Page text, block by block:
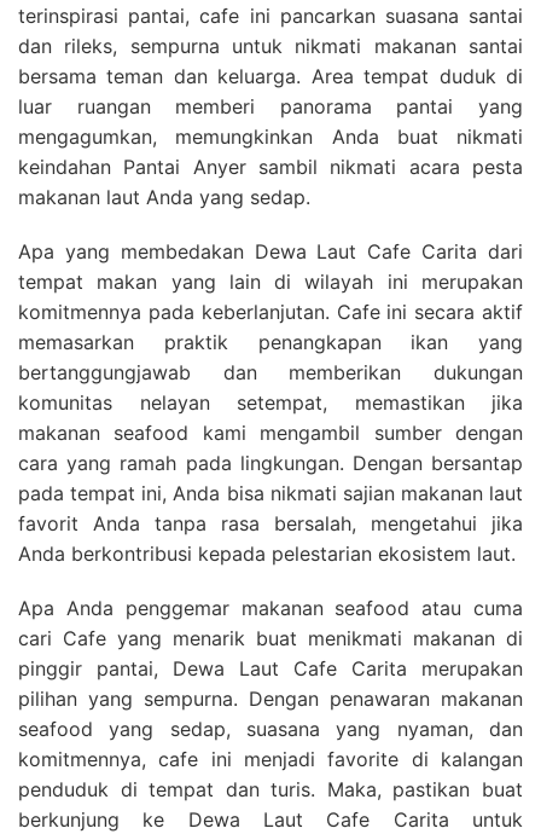
terinspirasi pantai, cafe ini pancarkan suasana santai
dan rileks, sempurna untuk nikmati makanan santai
bersama teman dan keluarga. Area tempat duduk di
luar ruangan memberi panorama pantai yang
mengagumkan, memungkinkan Anda buat nikmati
keindahan Pantai Anyer sambil nikmati acara pesta
makanan laut Anda yang sedap.
Apa yang membedakan Dewa Laut Cafe Carita dari
tempat makan yang lain di wilayah ini merupakan
komitmennya pada keberlanjutan. Cafe ini secara aktif
memasarkan praktik penangkapan ikan yang
bertanggungjawab dan memberikan dukungan
komunitas nelayan setempat, memastikan jika
makanan seafood kami mengambil sumber dengan
cara yang ramah pada lingkungan. Dengan bersantap
pada tempat ini, Anda bisa nikmati sajian makanan laut
favorit Anda tanpa rasa bersalah, mengetahui jika
Anda berkontribusi kepada pelestarian ekosistem laut.
Apa Anda penggemar makanan seafood atau cuma
cari Cafe yang menarik buat menikmati makanan di
pinggir pantai, Dewa Laut Cafe Carita merupakan
pilihan yang sempurna. Dengan penawaran makanan
seafood yang sedap, suasana yang nyaman, dan
komitmennya, cafe ini menjadi favorite di kalangan
penduduk di tempat dan turis. Maka, pastikan buat
berkunjung ke Dewa Laut Cafe Carita untuk